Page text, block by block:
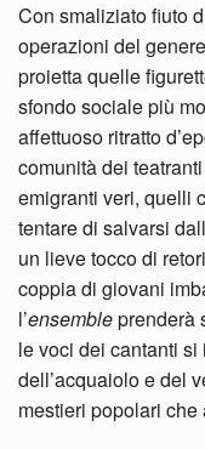
Con smaliziato fiuto
operazioni del
proietta quelle
sfondo sociale più
affettuoso ritratto
comunità dei
emigranti veri, quelli
tentare di salvarsi
un lieve tocco di
coppia di giovani
l’ensembleprenderà
le voci dei cantanti
dell’acquaiolo e del
mestieri popolari